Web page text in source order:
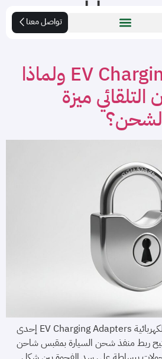
تواصل معناسيارات
EV Charging Adapters ولماذا
ميزة
يُعد محول شحن السيارات الكهربائية EV Charging Adapters إحدى
تتيح ربط منفذ شحن السيارة بمقبس شاحن